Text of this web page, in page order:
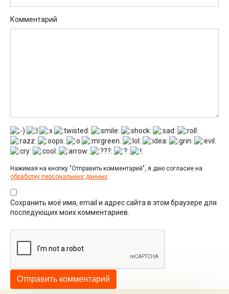
Комментарий
Нажимая на кнопку "Отправить комментарий", я даю согласие на
обработку персональных данных
Сохранить моё имя, email и адрес сайта в этом браузере для
последующих моих комментариев.